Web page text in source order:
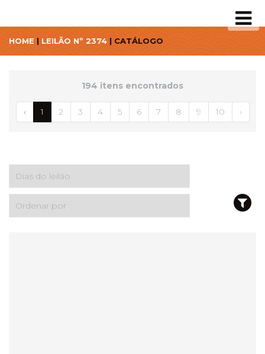
HOME | LEILÃO Nº 2374 | CATÁLOGO
194 itens encontrados
‹ 1 2 3 4 5 6 7 8 9 10 ›